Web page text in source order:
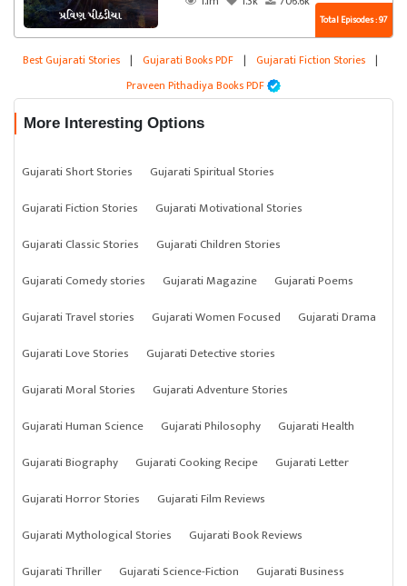
Total Episodes : 97
Best Gujarati Stories | Gujarati Books PDF | Gujarati Fiction Stories |
Praveen Pithadiya Books PDF
More Interesting Options
Gujarati Short Stories
Gujarati Spiritual Stories
Gujarati Fiction Stories
Gujarati Motivational Stories
Gujarati Classic Stories
Gujarati Children Stories
Gujarati Comedy stories
Gujarati Magazine
Gujarati Poems
Gujarati Travel stories
Gujarati Women Focused
Gujarati Drama
Gujarati Love Stories
Gujarati Detective stories
Gujarati Moral Stories
Gujarati Adventure Stories
Gujarati Human Science
Gujarati Philosophy
Gujarati Health
Gujarati Biography
Gujarati Cooking Recipe
Gujarati Letter
Gujarati Horror Stories
Gujarati Film Reviews
Gujarati Mythological Stories
Gujarati Book Reviews
Gujarati Thriller
Gujarati Science-Fiction Gujarati Business